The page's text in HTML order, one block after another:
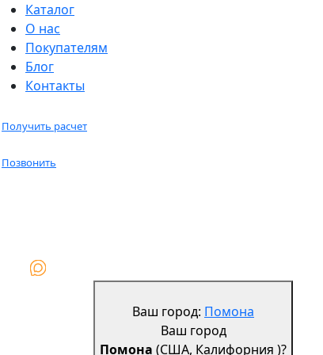
Каталог
О нас
Покупателям
Блог
Контакты
Получить расчет
Позвонить
Ваш город: Помона
Ваш город
Помона
(США, Калифорния )?